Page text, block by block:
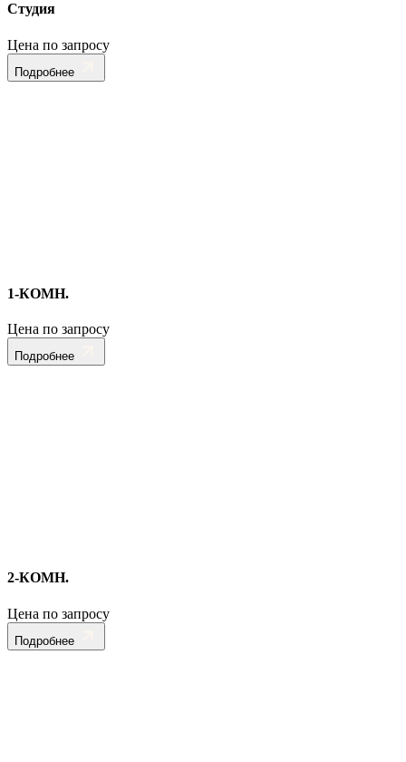
Студия
Цена по запросу
Подробнее
1-КОМН.
Цена по запросу
Подробнее
2-КОМН.
Цена по запросу
Подробнее